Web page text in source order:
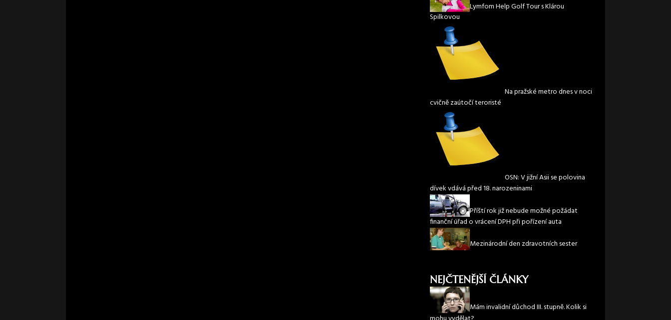
Lymfom Help Golf Tour s Klárou
Spilkovou
Na pražské metro dnes v noci
cvičně zaútočí teroristé
OSN: V jižní Asii se polovina
dívek vdává před 18. narozeninami
Příští rok již nebude možné požádat
finanční úřad o vrácení DPH při pořízení auta
Mezinárodní den zdravotních sester
NEJČTENĚJŠÍ ČLÁNKY
Mám invalidní důchod III. stupně. Kolik si